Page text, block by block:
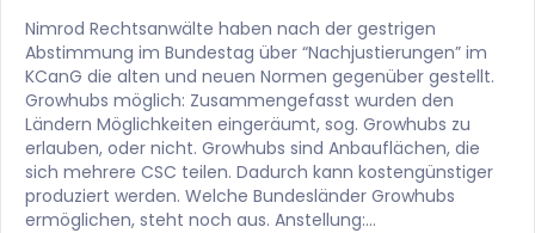
Nimrod Rechtsanwälte haben nach der gestrigen
Abstimmung im Bundestag über “Nachjustierungen” im
KCanG die alten und neuen Normen gegenüber gestellt.
Growhubs möglich: Zusammengefasst wurden den
Ländern Möglichkeiten eingeräumt, sog. Growhubs zu
erlauben, oder nicht. Growhubs sind Anbauflächen, die
sich mehrere CSC teilen. Dadurch kann kostengünstiger
produziert werden. Welche Bundesländer Growhubs
ermöglichen, steht noch aus. Anstellung:…